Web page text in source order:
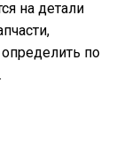
на детали
по